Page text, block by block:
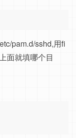
pam.d/sshd,用fi
面就填哪个目